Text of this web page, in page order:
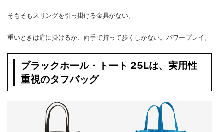
そもそもスリングを引っ掛ける金具がない。
重いときは肩に掛けるか、両手で持って歩くしかない。パワープレイ。
ブラックホール・トート 25Lは、実用性
重視のタフバッグ